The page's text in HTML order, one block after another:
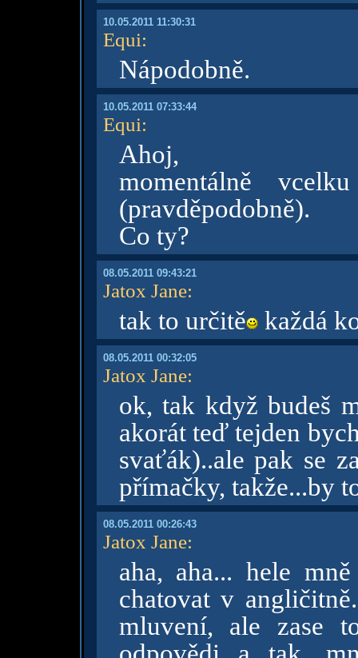
10.05.2011 11:30:31
Equi:
Nápodobně.
10.05.2011 07:33:44
Equi:
Ahoj,
momentálně
(pravděpodobně).
Co ty?
08.05.2011 09:43:21
Jatox Jane:
tak to určitě každá
08.05.2011 00:32:05
Jatox Jane:
ok, tak když budeš
akorát teď tejden
svaťák)..ale pak se
přímačky, takže...by
08.05.2011 00:26:43
Jatox Jane:
aha, aha... hele
chatovat v
mluvení, ale zase